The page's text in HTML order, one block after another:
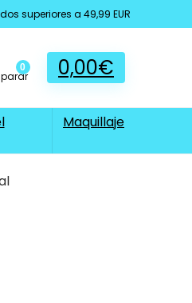
superiores a 49,99 EUR
0 0,00€
Maquillaje